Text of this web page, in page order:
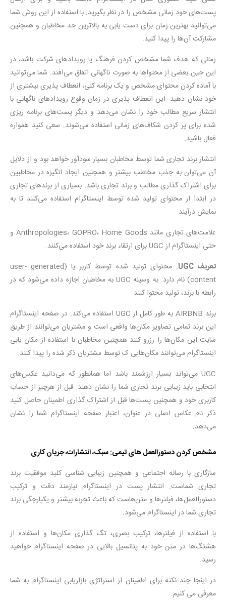
پست‌های خود زمانی مشخص را در نظر بگیرید. با استفاده از این روش شما
می‌توانید بهترین زمان برای دست یابی به بالاترین حد مخاطبان و همچنین
مشارکت آن‌ها را پیدا کنید.
زمانی که هدف شما مشخص کردن فرهنگ یا رویدادهای شرکت باشد، در
این حین بعضی از محتواها به صورت ناگهانی اتفاق می‌افتد. شما می‌توانید
با آماده کردن محتوای مشخص و یک برنامه کلی، انعطاف پذیری بیشتری از
خود نشان دهید. این انعطاف پذیری در زمان وقوع رویدادهای ناگهانی با
انتشار سریع مطالب خود را نشان می‌دهد و دیگر پست‌های برنامه ریزی
شده برای پر کردن شکاف‌های زمانی استفاده می‌شوند. سعی کنید همواره
فعال باشید.
انتشار برند تجاری شما توسط مخاطبان بسیار سودآور خواهد بود و از دلایل
آن می‌توان به جذب مخاطب بیشتر و همچنین ایجاد انگیزه در مخاطبین
برای اشتراک گذاری مطالب و برند تجاری باشد. بسیاری از برندهای تجاری
در ابتدا از محتوای تولید شده توسط اینستاگرام استفاده می‌کنند تا به
نمایش درآیند.
علامت‌های تجاری مانند Anthropologies، GOPRO، Home Goods و
حتی اینستاگرام از UGC برای ارتقاء برند خود استفاده می‌کنند.
تعریف UGC
: محتوای تولید شده توسط کاربر یا (‌user- generated
content) نام دارد. به وسیله UGC به مخاطبان اجازه داده می‌شود که در
رابطه با برند، تولید محتوا کنند.
برند AIRBNB به طور کامل از UGC استفاده می‌کند. در صفحه اینستاگرام
این برند تمامی تصاویر مکان‌ها واقعی است و مشتریان می‌توانند از طریق
سایت این مکان‌ها را رزرو کنند همچنین مخاطبان با استفاده از مکان یابی
اینستاگرام می‌توانند مکان‌هایی ک توسط مشتریان ذکر شده را پیدا کنند.
UGC می‌تواند بسیار ارزشمند باشد اما همانطور که می‌دانید عکس‌های
انتخابی باید زیبایی برند تجاری شما را نشان دهند. قبل از هرچیز از حساب
کاربری خود و همچنین پست‌ها قبل از اشتراک گذاری اطمینان حاصل کنید
ذکر نام عکاس اصلی در عنوان، اعتبار صفحه اینستاگرام شما را نشان
می‌دهد.
مشخص کردن دستورالعمل های تیمی: سبک، انتشارات، جریان کاری
سازگاری با رسانه اجتماعی و همچنین زیبایی شناسی کلید موفقیت برند
تجاری شماست. انتشار پست در اینستاگرام نیازمند دقت و ترکیب
دستورالعمل‌ها، فیلترها و متن‌هاست که باعث تجربه بیشتر و یکپارچگی برند
تجاری شما در اینستاگرام می‌شود.
با استفاده از فیلترها، ترکیب بصری، تگ گذاری مکان‌ها و استفاده از
هشتگ‌ها در متن خود به پتانسیل بالایی در صفحه اینستاگرام خواهید
رسید.
در اینجا چند نکته برای اطمینان از استراتژی بازاریابی اینستاگرام به شما
معرفی می کنیم: